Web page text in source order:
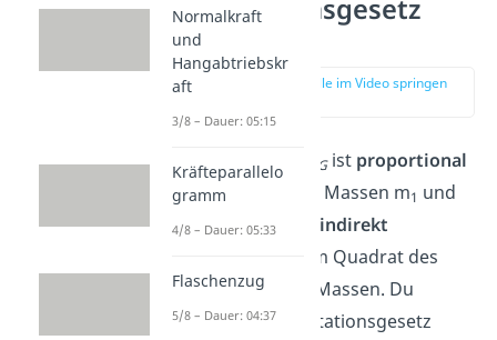
Gravitationsgesetz
Formel
zur Stelle im Video springen
Der Betrag von Gist proportional
zum Produkt der Massen m1 und
m 2 . Zudem ist
indirekt
zum Quadrat des
Abstandes
der Massen. Du
kannst das Gravitationsgesetz
Normalkraft
und
Hangabtriebskr
aft
3/8 – Dauer: 05:15
Kräfteparallelo
gramm
4/8 – Dauer: 05:33
Flaschenzug
5/8 – Dauer: 04:37